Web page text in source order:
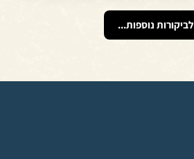
לביקורות נוספות...